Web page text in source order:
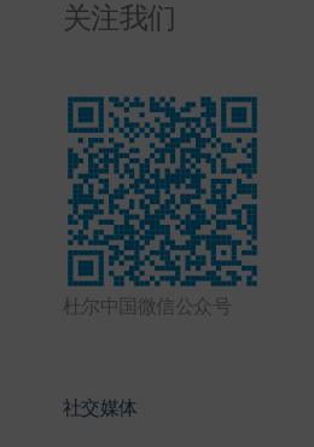
关注我们
杜尔中国微信公众号
社交媒体